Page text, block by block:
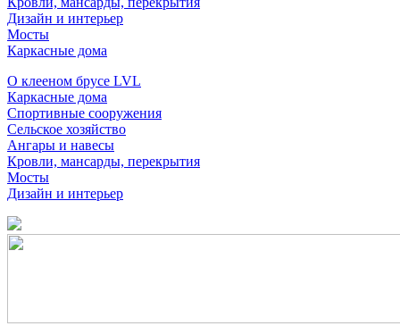
Дизайн и интерьер
Мосты
Каркасные дома
О клееном брусе LVL
Каркасные дома
Спортивные сооружения
Сельское хозяйство
Ангары и навесы
Кровли, мансарды, перекрытия
Мосты
Дизайн и интерьер